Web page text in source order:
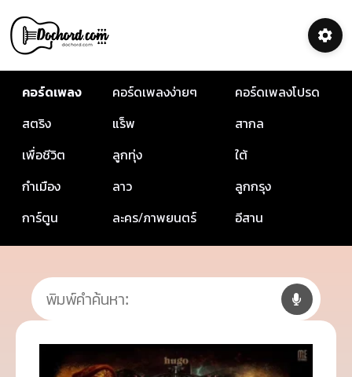
คอร์ดเพลง คอร์ดเพลงง่ายๆ
คอร์ดเพลงโปรด
สตริง
แร็พ
สากล
เพื่อชีวิต
ลูกทุ่ง
ใต้
กำเมือง
ลาว
ลูกกรุง
การ์ตูน
ละคร/ภาพยนตร์ อีสาน